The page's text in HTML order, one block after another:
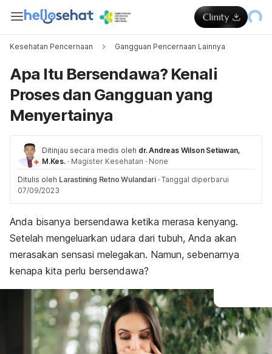
Kesehatan Pencernaan Gangguan Pencernaan Lainnya
Apa Itu Bersendawa? Kenali
Proses dan Gangguan yang
Menyertainya
Ditinjau secara medis oleh dr. Andreas Wilson Setiawan,
M.Kes. · Magister Kesehatan · None
Ditulis oleh Larastining Retno Wulandari · Tanggal diperbarui
07/09/2023
Anda bisanya bersendawa ketika merasa kenyang.
Setelah mengeluarkan udara dari tubuh, Anda akan
merasakan sensasi melegakan. Namun, sebenarnya
kenapa kita perlu bersendawa?